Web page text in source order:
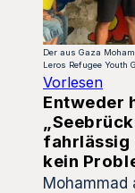
Der aus Gaza
Leros Refugee Youth
Vorlesen
Entweder
fahrlässig
kein
Mohammad